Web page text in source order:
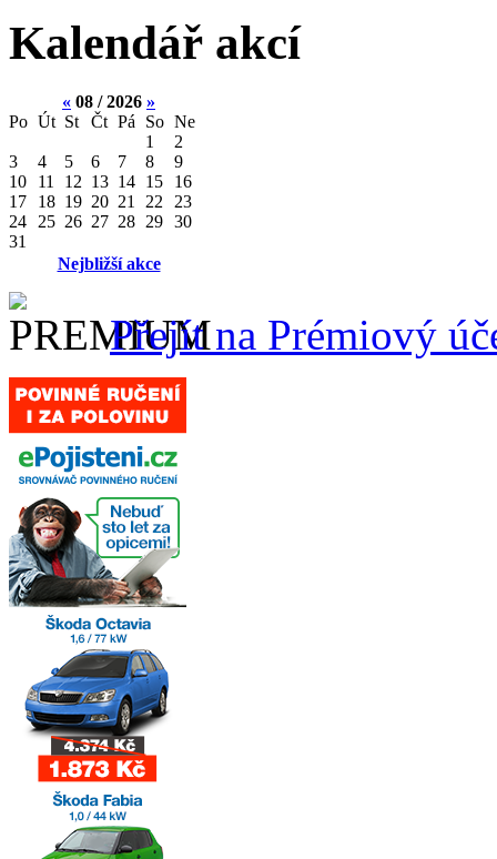
Kalendář akcí
« 08 / 2026 »
Po Út St Čt Pá So Ne
1
2
3
4 5 6 7 8
9
10
11 12 13 14 15
16
17
18 19 20 21 22
23
24
25 26 27 28 29 30
31
Nejbližší akce
Přejít na Prémiový